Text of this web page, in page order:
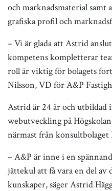
och marknadsmaterial samt
grafiska profil och
– Vi är glada att Astrid
kompetens kompletterar
roll är viktig för bolagets
Nilsson, VD för A&P
Astrid är 24 år och utbildad
webutveckling på
närmast från konsultbolaget
– A&P är inne i en
jättekul att få vara en del av
kunskaper, säger Astrid